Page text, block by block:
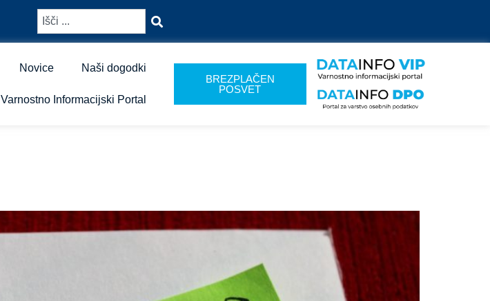
Novice Naši dogodki
Varnostno Informacijski Portal
BREZPLAČEN
POSVET